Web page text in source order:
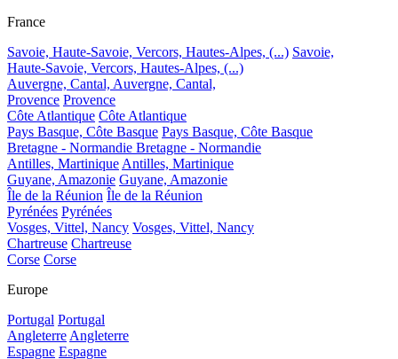
France
Savoie, Haute-Savoie, Vercors, Hautes-Alpes, (...) Savoie,
Haute-Savoie, Vercors, Hautes-Alpes, (...)
Auvergne, Cantal, Auvergne, Cantal,
Provence Provence
Côte Atlantique Côte Atlantique
Pays Basque, Côte Basque Pays Basque, Côte Basque
Bretagne - Normandie Bretagne - Normandie
Antilles, Martinique Antilles, Martinique
Guyane, Amazonie Guyane, Amazonie
Île de la Réunion Île de la Réunion
Pyrénées Pyrénées
Vosges, Vittel, Nancy Vosges, Vittel, Nancy
Chartreuse Chartreuse
Corse Corse
Europe
Portugal Portugal
Angleterre Angleterre
Espagne Espagne